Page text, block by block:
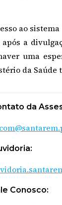
ao
a
uma
da Saúde
da
Conosco: